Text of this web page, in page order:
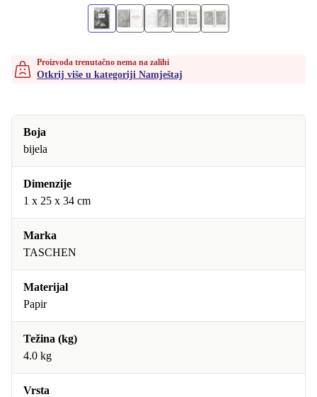
Proizvoda trenutačno nema na zalihi
Otkrij više u kategoriji Namještaj
Boja
bijela
Dimenzije
1 x 25 x 34 cm
Marka
TASCHEN
Materijal
Papir
Težina (kg)
4.0 kg
Vrsta